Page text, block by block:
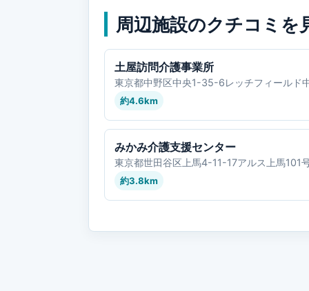
周辺施設のクチコミを
土屋訪問介護事業所
東京都中野区中央1-35-6レッチフィールド
約4.6km
みかみ介護支援センター
東京都世田谷区上馬4-11-17アルス上馬101
約3.8km